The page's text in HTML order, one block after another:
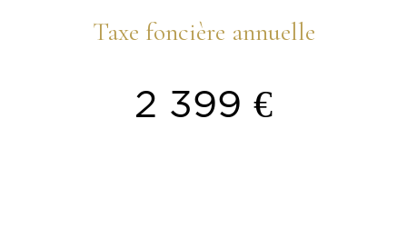
Taxe foncière annuelle
2 399 €